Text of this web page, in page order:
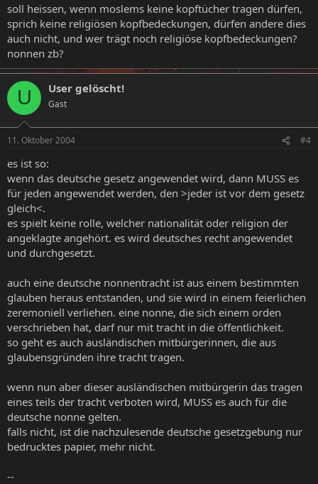
soll heissen, wenn moslems keine kopftücher tragen dürfen,
sprich keine religiösen kopfbedeckungen, dürfen andere dies
auch nicht, und wer trägt noch religiöse kopfbedeckungen?
nonnen zb?
U User gelöscht!
Gast
11. Oktober 2004 #4
es ist so:
wenn das deutsche gesetz angewendet wird, dann MUSS es
für jeden angewendet werden, den >jeder ist vor dem gesetz
gleich<.
es spielt keine rolle, welcher nationalität oder religion der
angeklagte angehört. es wird deutsches recht angewendet
und durchgesetzt.
auch eine deutsche nonnentracht ist aus einem bestimmten
glauben heraus entstanden, und sie wird in einem feierlichen
zeremoniell verliehen. eine nonne, die sich einem orden
verschrieben hat, darf nur mit tracht in die öffentlichkeit.
so geht es auch ausländischen mitbürgerinnen, die aus
glaubensgründen ihre tracht tragen.
wenn nun aber dieser ausländischen mitbürgerin das tragen
eines teils der tracht verboten wird, MUSS es auch für die
deutsche nonne gelten.
falls nicht, ist die nachzulesende deutsche gesetzgebung nur
bedrucktes papier, mehr nicht.
--